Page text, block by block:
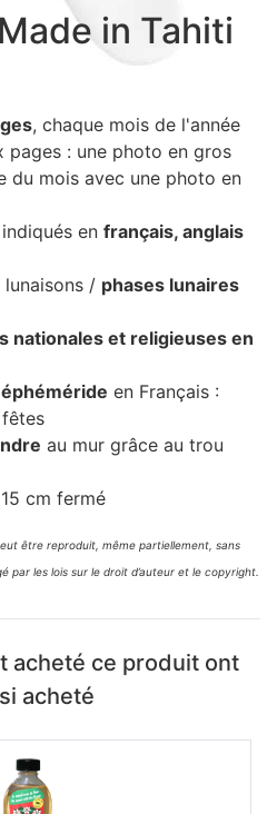
in Tahiti
, chaque mois de l'année
pages : une photo en gros
du mois avec une photo en
en français, anglais
/ phases lunaires
nationales et religieuses en
éphéméride en Français :
au mur grâce au trou
cm fermé
être reproduit, même partiellement, sans
par les lois sur le droit d’auteur et le copyright.
acheté ce produit ont
acheté